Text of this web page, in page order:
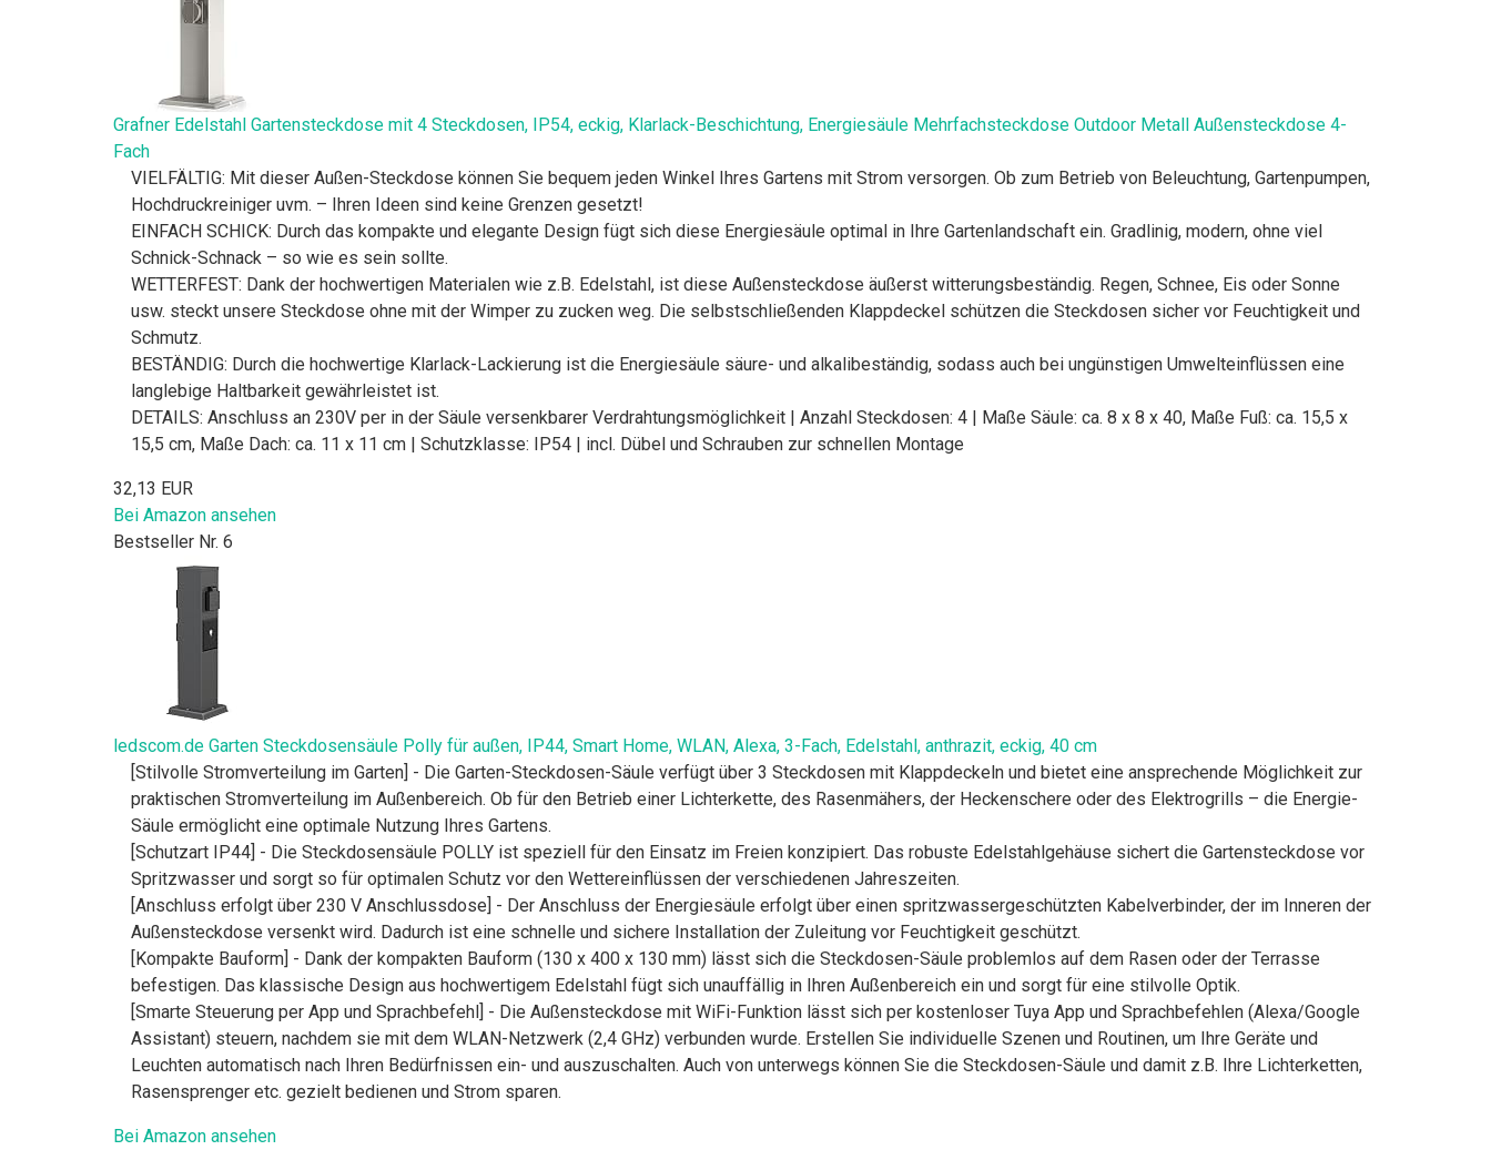
Grafner Edelstahl Gartensteckdose mit 4 Steckdosen, IP54, eckig, Klarlack-Beschichtung, Energiesäule Mehrfachsteckdose Outdoor Metall Außensteckdose 4-
Fach
VIELFÄLTIG: Mit dieser Außen-Steckdose können Sie bequem jeden Winkel Ihres Gartens mit Strom versorgen. Ob zum Betrieb von Beleuchtung, Gartenpumpen,
Hochdruckreiniger uvm. – Ihren Ideen sind keine Grenzen gesetzt!
EINFACH SCHICK: Durch das kompakte und elegante Design fügt sich diese Energiesäule optimal in Ihre Gartenlandschaft ein. Gradlinig, modern, ohne viel
Schnick-Schnack – so wie es sein sollte.
WETTERFEST: Dank der hochwertigen Materialen wie z.B. Edelstahl, ist diese Außensteckdose äußerst witterungsbeständig. Regen, Schnee, Eis oder Sonne
usw. steckt unsere Steckdose ohne mit der Wimper zu zucken weg. Die selbstschließenden Klappdeckel schützen die Steckdosen sicher vor Feuchtigkeit und
Schmutz.
BESTÄNDIG: Durch die hochwertige Klarlack-Lackierung ist die Energiesäule säure- und alkalibeständig, sodass auch bei ungünstigen Umwelteinflüssen eine
langlebige Haltbarkeit gewährleistet ist.
DETAILS: Anschluss an 230V per in der Säule versenkbarer Verdrahtungsmöglichkeit | Anzahl Steckdosen: 4 | Maße Säule: ca. 8 x 8 x 40, Maße Fuß: ca. 15,5 x
15,5 cm, Maße Dach: ca. 11 x 11 cm | Schutzklasse: IP54 | incl. Dübel und Schrauben zur schnellen Montage
32,13 EUR
Bei Amazon ansehen
Bestseller Nr. 6
ledscom.de Garten Steckdosensäule Polly für außen, IP44, Smart Home, WLAN, Alexa, 3-Fach, Edelstahl, anthrazit, eckig, 40 cm
[Stilvolle Stromverteilung im Garten] - Die Garten-Steckdosen-Säule verfügt über 3 Steckdosen mit Klappdeckeln und bietet eine ansprechende Möglichkeit zur
praktischen Stromverteilung im Außenbereich. Ob für den Betrieb einer Lichterkette, des Rasenmähers, der Heckenschere oder des Elektrogrills – die Energie-
Säule ermöglicht eine optimale Nutzung Ihres Gartens.
[Schutzart IP44] - Die Steckdosensäule POLLY ist speziell für den Einsatz im Freien konzipiert. Das robuste Edelstahlgehäuse sichert die Gartensteckdose vor
Spritzwasser und sorgt so für optimalen Schutz vor den Wettereinflüssen der verschiedenen Jahreszeiten.
[Anschluss erfolgt über 230 V Anschlussdose] - Der Anschluss der Energiesäule erfolgt über einen spritzwassergeschützten Kabelverbinder, der im Inneren der
Außensteckdose versenkt wird. Dadurch ist eine schnelle und sichere Installation der Zuleitung vor Feuchtigkeit geschützt.
[Kompakte Bauform] - Dank der kompakten Bauform (130 x 400 x 130 mm) lässt sich die Steckdosen-Säule problemlos auf dem Rasen oder der Terrasse
befestigen. Das klassische Design aus hochwertigem Edelstahl fügt sich unauffällig in Ihren Außenbereich ein und sorgt für eine stilvolle Optik.
[Smarte Steuerung per App und Sprachbefehl] - Die Außensteckdose mit WiFi-Funktion lässt sich per kostenloser Tuya App und Sprachbefehlen (Alexa/Google
Assistant) steuern, nachdem sie mit dem WLAN-Netzwerk (2,4 GHz) verbunden wurde. Erstellen Sie individuelle Szenen und Routinen, um Ihre Geräte und
Leuchten automatisch nach Ihren Bedürfnissen ein- und auszuschalten. Auch von unterwegs können Sie die Steckdosen-Säule und damit z.B. Ihre Lichterketten,
Rasensprenger etc. gezielt bedienen und Strom sparen.
Bei Amazon ansehen